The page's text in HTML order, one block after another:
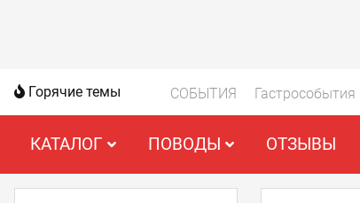
Горячие темы СОБЫТИЯ Гастрособытия
КАТАЛОГ ПОВОДЫ ОТЗЫВЫ